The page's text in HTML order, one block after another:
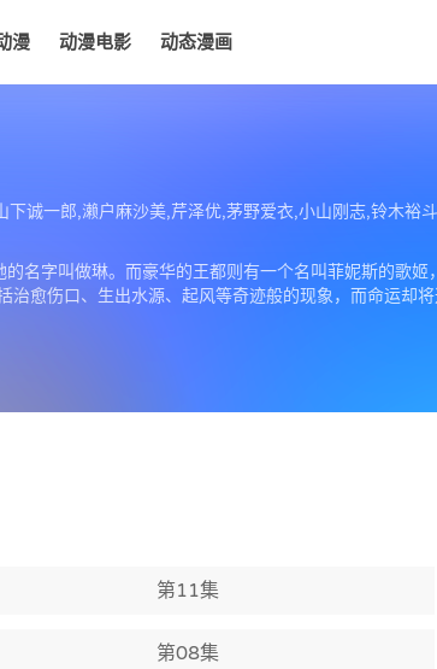
漫 动漫电影 动态漫画
诚一郎,濑户麻沙美,芹泽优,茅野爱衣,小山刚志,铃木裕
名字叫做琳。而豪华的王都则有一个名叫菲妮斯的歌
治愈伤口、生出水源、起风等奇迹般的现象，而命运却
第11集
第08集